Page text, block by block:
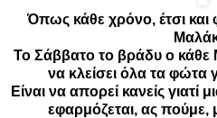
Όπως κάθε χρόνο, έτσι
Το Σάββατο το βράδυ ο κάθε
να κλείσει όλα τα φώτα
Είναι να απορεί κανείς γιατί
εφαρμόζεται, ας πούμε,